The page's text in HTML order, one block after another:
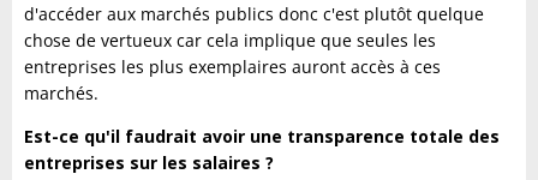
d'accéder aux marchés publics donc c'est plutôt quelque
chose de vertueux car cela implique que seules les
entreprises les plus exemplaires auront accès à ces
marchés.
Est-ce qu'il faudrait avoir une transparence totale des
entreprises sur les salaires ?